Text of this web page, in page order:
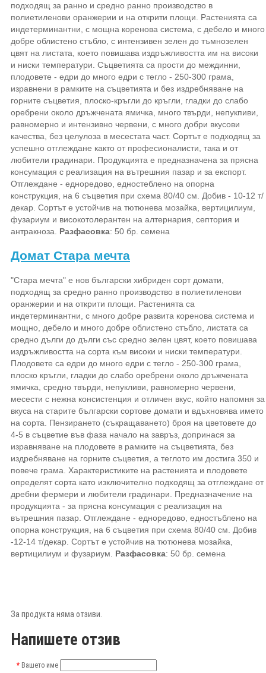
подходящ за ранно и средно ранно производство в
полиетиленови оранжерии и на открити площи. Растенията са
индетерминантни, с мощна коренова система, с дебело и много
добре облистено стъбло, с интензивен зелен до тъмнозелен
цвят на листата, което повишава издръжливостта им на високи
и ниски температури. Съцветията са прости до междинни,
плодовете - едри до много едри с тегло - 250-300 грама,
изравнени в рамките на съцветията и без издребняване на
горните съцветия, плоско-кръгли до кръгли, гладки до слабо
оребрени около дръжчената ямичка, много твърди, непукпиви,
равномерно и интензивно червени, с много добри вкусови
качества, без целулоза в месестата част. Сортът е подходящ за
успешно отглеждане както от професионалисти, така и от
любители градинари. Продукцията е предназначена за прясна
консумация с реализация на вътрешния пазар и за експорт.
Отглеждане - едноредово, едностеблено на опорна
конструкция, на 6 съцветия при схема 80/40 см. Добив - 10-12 т/
декар. Сортът е устойчив на тютюнева мозайка, вертицилиум,
фузариум и високотолерантен на алтернария, септория и
антракноза. Разфасовка: 50 бр. семена
Домат Стара мечта
"Стара мечта" е нов български хибриден сорт домати,
подходящ за средно ранно производство в полиетиленови
оранжерии и на открити площи. Растенията са
индетерминантни, с много добре развита коренова система и
мощно, дебело и много добре облистено стъбло, листата са
средно дълги до дълги със средно зелен цвят, което повишава
издръжливостта на сорта към високи и ниски температури.
Плодовете са едри до много едри с тегло - 250-300 грама,
плоско кръгли, гладки до слабо оребрени около дръжчената
ямичка, средно твърди, непукливи, равномерно червени,
месести с нежна консистенция и отличен вкус, който напомня за
вкуса на старите български сортове домати и вдъхновява името
на сорта. Пензирането (съкращаването) броя на цветовете до
4-5 в съцветие във фаза начало на завръз, допринася за
изравняване на плодовете в рамките на съцветията, без
издребняване на горните съцветия, а теглото им достига 350 и
повече грама. Характеристиките на растенията и плодовете
определят сорта като изключително подходящ за отглеждане от
дребни фермери и любители градинари. Предназначение на
продукцията - за прясна консумация с реализация на
вътрешния пазар. Отглеждане - едноредово, едностъблено на
опорна конструкция, на 6 съцветия при схема 80/40 см. Добив
-12-14 т/декар. Сортът е устойчив на тютюнева мозайка,
вертицилиум и фузариум. Разфасовка: 50 бр. семена
За продукта няма отзиви.
Напишете отзив
Вашето име